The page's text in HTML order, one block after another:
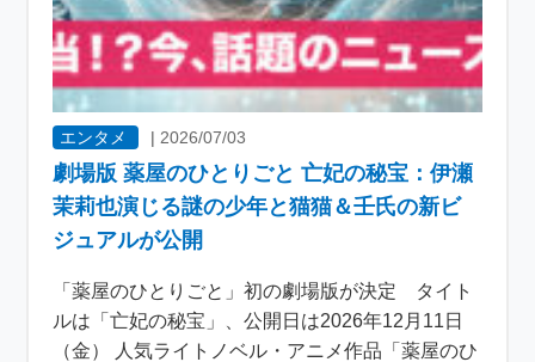
エンタメ | 2026/07/03
劇場版 薬屋のひとりごと 亡妃の秘宝：伊瀬
茉莉也演じる謎の少年と猫猫＆壬氏の新ビ
ジュアルが公開
「薬屋のひとりごと」初の劇場版が決定 タイト
ルは「亡妃の秘宝」、公開日は2026年12月11日
（金） 人気ライトノベル・アニメ作品「薬屋のひ